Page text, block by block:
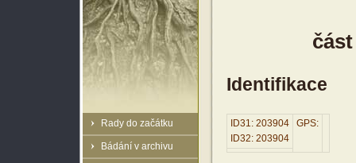
Rady do začátku
Bádání v archivu
Identifikace
ID31: 203904
ID32: 203904
GPS: